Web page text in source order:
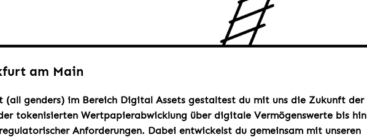
am Main
(all genders) im Bereich Digital Assets gestaltest du mit uns die Zukunft der
tokenisierten Wertpapierabwicklung über digitale Vermögenswerte bis hin
Anforderungen. Dabei entwickelst du gemeinsam mit unseren